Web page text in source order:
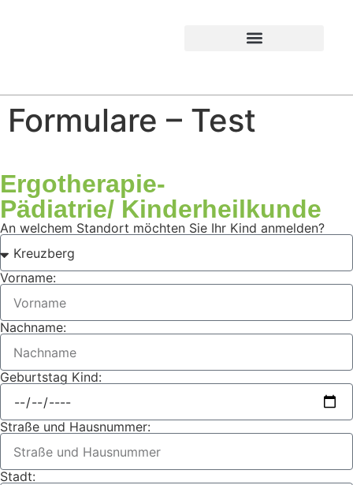
Formulare – Test
Ergotherapie-
Pädiatrie/ Kinderheilkunde
An welchem Standort möchten Sie Ihr Kind anmelden?
Vorname:
Nachname:
Geburtstag Kind:
Straße und Hausnummer:
Stadt: